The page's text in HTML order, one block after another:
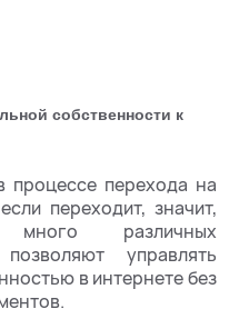
собственности к
процессе перехода на
переходит, значит,
много различных
управлять
в интернете без